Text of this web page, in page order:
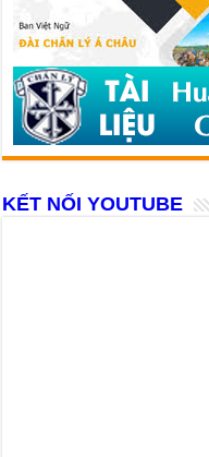
KẾT NỐI YOUTUBE